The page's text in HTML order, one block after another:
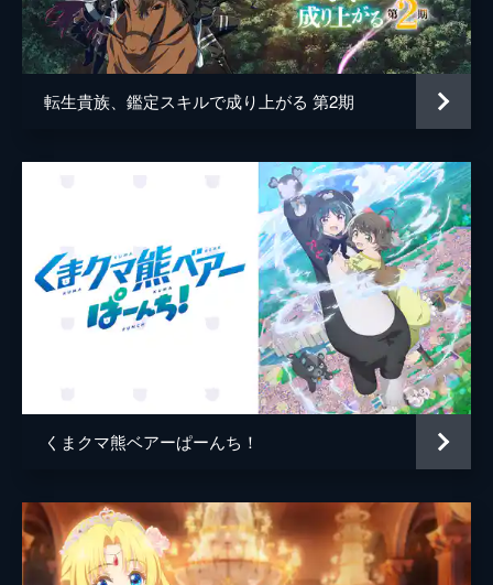
クのノックス。ダンたちは息のあったネマ&
ノックスに感心するが、ネマはどこかしょん
ぼりとして不安げ。訳を聞けば、「これから
24分
父・デールラントに連れられ、オスフェ領の
視察へ向かうネマ。魔物がいないはずの土地
に、なぜか魔物が出るとのことで、現地調査
を行うのだ。早速森の中へと入っていくが、
ネマはデールラントたちとはぐれてしまう。
24分
第6話 強くなりたい気持ち
暗い夜の森に、ノックスの鳴き声が響く。そ
れはネマに対し警戒を促すもので、巨大な体
を持つフローズンスパイダーが現れる。明ら
かに戦闘態勢のフローズンスパイダーを、ゴ
ブリンの長であるホブゴブリンが迎え撃つ。
第7話 お力になれると思います
魔物たち同士の命を懸けた勝負を目の当たり
にしたネマは、多くの魔物が本来のすみかを
追われ、不安定な住居環境と飢えに苦しんで
音楽 宝野聡史
葛西竜之介
アニメーション制作
転生貴族、鑑定スキルで成り上がる 第2期
くまクマ熊ベアーぱーんち！